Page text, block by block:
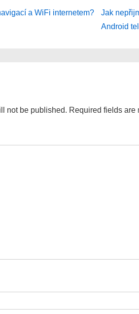
a WiFi internetem?
Next
Post
Jak
Android
not be published. Required fields are